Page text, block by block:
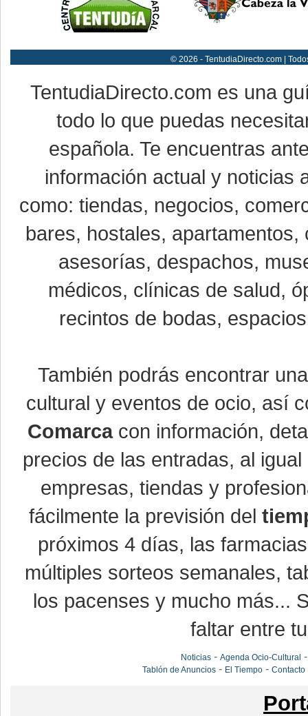
© 2026 - TentudiaDirecto.com |
TentudiaDirecto.com es una
todo lo que puedas
española. Te encuentras
información actual y noticias
como: tiendas, negocios,
bares, hostales,
asesorías, despachos,
médicos, clínicas de salud,
recintos de bodas,
También podrás encontrar
cultural y eventos de ocio, así
Comarcacon información,
precios de las entradas, al
empresas, tiendas y
fácilmente la previsión del
próximos 4 días, las
múltiples sorteos semanales,
los pacenses y mucho más...
faltar entre
Noticias -Agenda Ocio-Cultural
Tablón de Anuncios - El Tiempo -Contacto